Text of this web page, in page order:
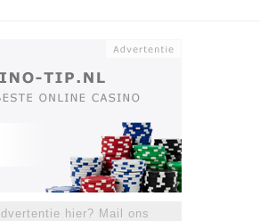
hier? Mail ons